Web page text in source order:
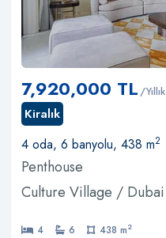
7,920,000 TL /Yıllık
Kiralık
4 oda, 6 banyolu, 438 m2
Penthouse
Culture Village / Dubai
4 6 438 m2